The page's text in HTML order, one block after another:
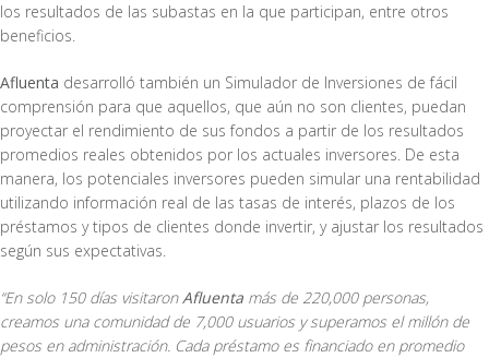
los resultados de las subastas en la que participan, entre otros
beneficios.
Afluenta desarrolló también un Simulador de Inversiones de fácil
comprensión para que aquellos, que aún no son clientes, puedan
proyectar el rendimiento de sus fondos a partir de los resultados
promedios reales obtenidos por los actuales inversores. De esta
manera, los potenciales inversores pueden simular una rentabilidad
utilizando información real de las tasas de interés, plazos de los
préstamos y tipos de clientes donde invertir, y ajustar los resultados
según sus expectativas.
“En solo 150 días visitaronAfluenta más de 220,000 personas,
creamos una comunidad de 7,000 usuarios y superamos el millón de
pesos en administración. Cada préstamo es financiado en promedio